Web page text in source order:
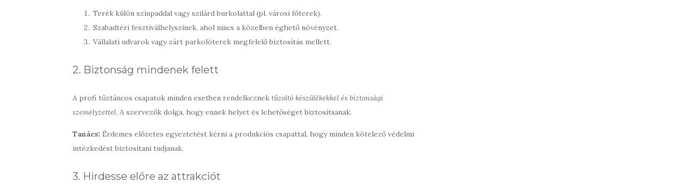
Terék külön színpaddal vagy szilárd burkolattal (pl. városi főterek).
Szabadtéri fesztiválhelyszínek, ahol nincs a közelben éghető növényzet.
Vállalati udvarok vagy zárt parkolóterek megfelelő biztosítás mellett.
2. Biztonság mindenek felett
A profi tűztáncos csapatok minden esetben rendelkeznek tűzoltó készülékekkel és biztonsági
személyzettel. A szervezők dolga, hogy ennek helyet és lehetőséget biztosítsanak.
Tanács: Érdemes előzetes egyeztetést kérni a produkciós csapattal, hogy minden kötelező védelmi
intézkedést biztosítani tudjanak.
3. Hirdesse előre az attrakciót